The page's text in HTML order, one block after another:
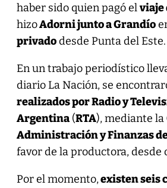
haber sido quien pagó elviaje
hizoAdorni junto a Grandío
privadodesde Punta del Este.
En un trabajo periodístico
diario La Nación, se
realizados por Radio y
Argentina(RTA), mediante la
Administración y Finanzas
favor de la productora, desde
Por el momento,existen seis